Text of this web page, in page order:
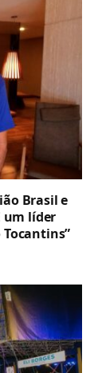
Brasil e
um líder